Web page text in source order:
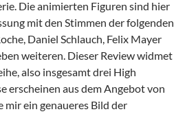
Die animierten Figuren sind hier
mit den Stimmen der folgenden
Daniel Schlauch, Felix Mayer
weiteren. Dieser Review widmet
also insgesamt drei High
erscheinen aus dem Angebot von
ein genaueres Bild der